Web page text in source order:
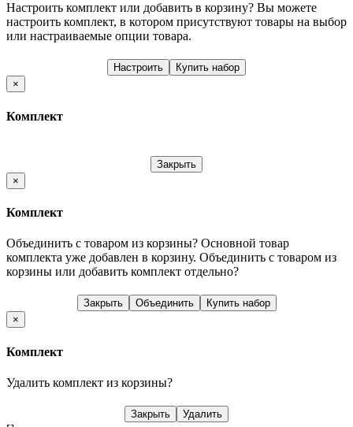
Настроить комплект или добавить в корзину? Вы можете
настроить комплект, в котором присутствуют товары на выбор
или настраиваемые опции товара.
Настроить
Купить набор
×
Комплект
Закрыть
×
Комплект
Объединить с товаром из корзины? Основной товар
комплекта уже добавлен в корзину. Объединить с товаром из
корзины или добавить комплект отдельно?
Закрыть Объединить
Купить набор
×
Комплект
Удалить комплект из корзины?
Закрыть Удалить